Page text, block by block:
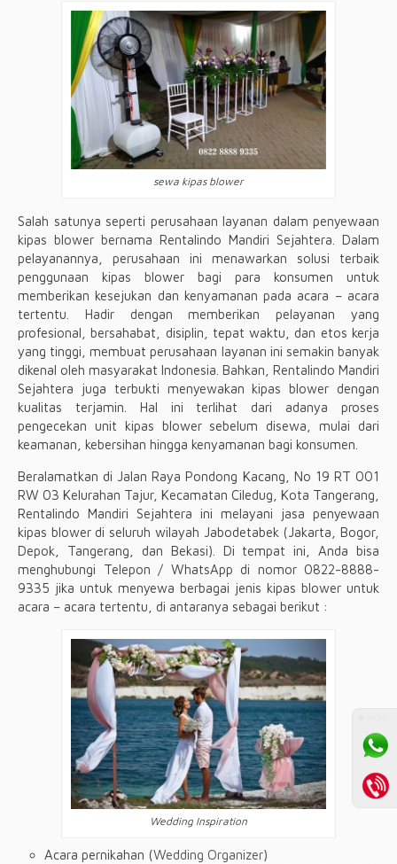
sewa kipas blower
Salah satunya seperti perusahaan layanan dalam penyewaan
kipas blower bernama Rentalindo Mandiri Sejahtera. Dalam
pelayanannya, perusahaan ini menawarkan solusi terbaik
penggunaan kipas blower bagi para konsumen untuk
memberikan kesejukan dan kenyamanan pada acara – acara
tertentu. Hadir dengan memberikan pelayanan yang
profesional, bersahabat, disiplin, tepat waktu, dan etos kerja
yang tinggi, membuat perusahaan layanan ini semakin banyak
dikenal oleh masyarakat Indonesia. Bahkan, Rentalindo Mandiri
Sejahtera juga terbukti menyewakan kipas blower dengan
kualitas terjamin. Hal ini terlihat dari adanya proses
pengecekan unit kipas blower sebelum disewa, mulai dari
keamanan, kebersihan hingga kenyamanan bagi konsumen.
Beralamatkan di Jalan Raya Pondong Kacang, No 19 RT 001
RW 03 Kelurahan Tajur, Kecamatan Ciledug, Kota Tangerang,
Rentalindo Mandiri Sejahtera ini melayani jasa penyewaan
kipas blower di seluruh wilayah Jabodetabek (Jakarta, Bogor,
Depok, Tangerang, dan Bekasi). Di tempat ini, Anda bisa
menghubungi Telepon / WhatsApp di nomor 0822-8888-
9335 jika untuk menyewa berbagai jenis kipas blower untuk
acara – acara tertentu, di antaranya sebagai berikut :
Wedding Inspiration
Acara pernikahan (Wedding Organizer)